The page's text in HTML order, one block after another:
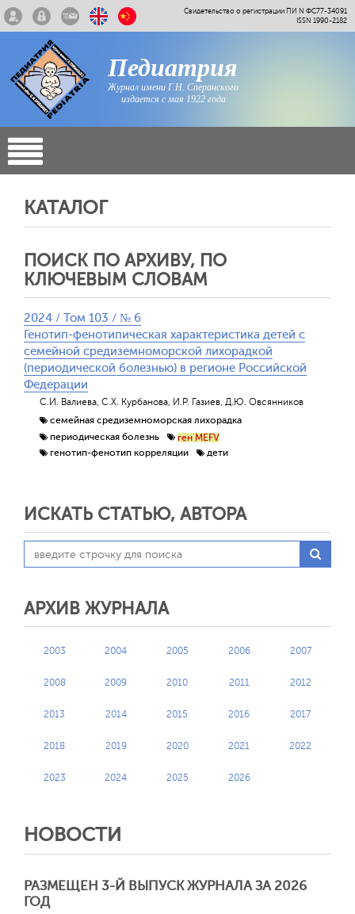
Свидетельство о регистрации ПИ N ФС77-34091
ISSN 1990-2182
Педиатрия
Журнал имени Г.Н. Сперанского
издается с мая 1922 года
КАТАЛОГ
ПОИСК ПО АРХИВУ, ПО
КЛЮЧЕВЫМ СЛОВАМ
2024 / Том 103 / № 6
Генотип-фенотипическая характеристика детей с
семейной средиземноморской лихорадкой
(периодической болезнью) в регионе Российской
Федерации
С.И. Валиева, С.Х. Курбанова, И.Р. Газиев, Д.Ю. Овсянников
семейная средиземноморская лихорадка
периодическая болезнь
ген MEFV
генотип-фенотип корреляции
дети
ИСКАТЬ СТАТЬЮ, АВТОРА
АРХИВ ЖУРНАЛА
2003 2004 2005 2006 2007
2008 2009 2010 2011 2012
2013 2014 2015 2016 2017
2018 2019 2020 2021 2022
2023 2024 2025 2026
НОВОСТИ
РАЗМЕЩЕН 3-Й ВЫПУСК ЖУРНАЛА ЗА 2026
ГОД